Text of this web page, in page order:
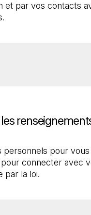
et par vos contacts
personnels pour
connecter avec
par la loi.